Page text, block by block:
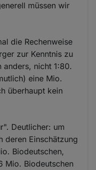
müssen wir
die Rechenweise
zur Kenntnis zu
anders, nicht 1:80.
eine Mio.
überhaupt kein
Deutlicher: um
deren Einschätzung
Biodeutschen,
Mio. Biodeutschen